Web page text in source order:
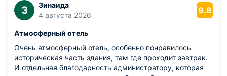
З
Зинаида
4 августа 2026
9.8
Атмосферный отель
Очень атмосферный отель, особенно понравилось
историческая часть здания, там где проходит завтрак.
И отдельная благодарность администратору, которая